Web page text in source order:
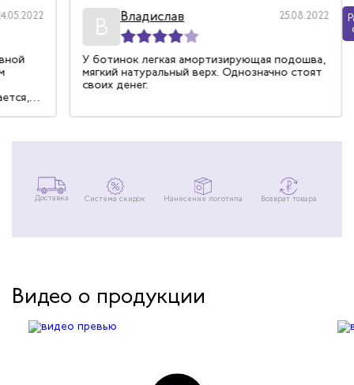
В Владислав 25.08.2022
У ботинок легкая амортизирующая подошва,
мягкий натуральный верх. Однозначно стоят
своих денег.
Доставка Система скидок Нанесение логотипа Возврат товара
Видео о продукции